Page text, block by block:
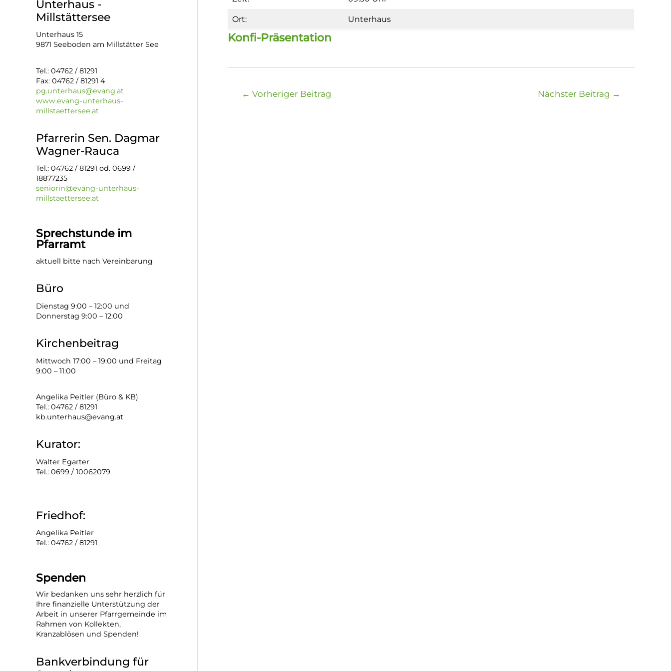
Unterhaus -
Millstättersee
Unterhaus 15
9871 Seeboden am Millstätter See
Tel.: 04762 / 81291
Fax: 04762 / 81291 4
pg.unterhaus@evang.at
www.evang-unterhaus-
millstaettersee.at
Pfarrerin Sen. Dagmar
Wagner-Rauca
Tel.: 04762 / 81291 od. 0699 /
18877235
seniorin@evang-unterhaus-
millstaettersee.at
Sprechstunde im
Pfarramt
aktuell bitte nach Vereinbarung
Büro
Dienstag 9:00 – 12:00 und
Donnerstag 9:00 – 12:00
Kirchenbeitrag
Mittwoch 17:00 – 19:00 und Freitag
9:00 – 11:00
Angelika Peitler (Büro & KB)
Tel.: 04762 / 81291
kb.unterhaus@evang.at
Kurator:
Walter Egarter
Tel.: 0699 / 10062079
Friedhof:
Angelika Peitler
Tel.: 04762 / 81291
Spenden
Wir bedanken uns sehr herzlich für
Ihre finanzielle Unterstützung der
Arbeit in unserer Pfarrgemeinde im
Rahmen von Kollekten,
Kranzablösen und Spenden!
Bankverbindung für
Ort: Unterhaus
Konfi-Präsentation
Beitragsnavigation
← Vorheriger Beitrag Nächster Beitrag →